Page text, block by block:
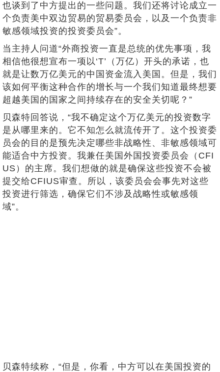
也谈到了中方提出的一些问题。我们还将讨论成立一
个负责美中双边贸易的贸易委员会，以及一个负责非
敏感领域投资的投资委员会”。
当主持人问道“外商投资一直是总统的优先事项，我
相信他很想宣布一项以‘T’（万亿）开头的承诺，也
就是让数万亿美元的中国资金流入美国。但是，我们
该如何平衡这种合作的增长与一个我们知道最终想要
超越美国的国家之间持续存在的安全关切呢？”
贝森特回答说，“我不确定这个万亿美元的投资数字
是从哪里来的。它不知怎么就流传开了。这个投资委
员会的目的是预先决定哪些非战略性、非敏感领域可
能适合中方投资。我兼任美国外国投资委员会（CFI
US）的主席。我们想做的就是确保这些投资不会被
提交给CFIUS审查。所以，该委员会会事先对这些
投资进行筛选，确保它们不涉及战略性或敏感领
域”。
贝森特续称，“但是，你看，中方可以在美国投资的